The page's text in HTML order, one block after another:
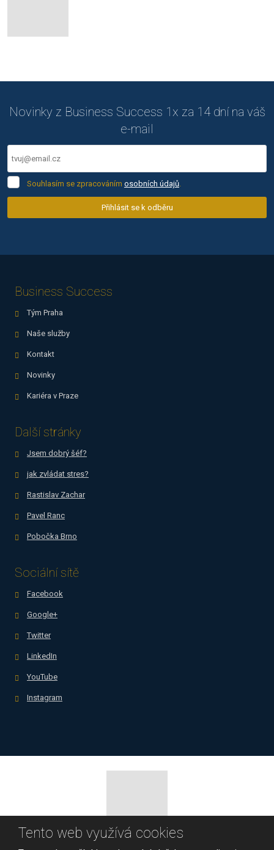
Novinky z Business Success 1x za 14 dní na váš
e-mail
Souhlasím
Souhlasím se zpracováním osobních údajů.
Přihlásit se k odběru
odeslat.
Business Success
Tým Praha
Naše služby
Kontakt
Novinky
Kariéra v Praze
Další stránky
Jsem dobrý šéf?
jak zvládat stres?
Rastislav Zachar
Pavel Ranc
Pobočka Brno
Sociální sítě
Facebook
Google+
Twitter
LinkedIn
YouTube
Instagram
Tento web využívá cookies